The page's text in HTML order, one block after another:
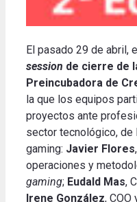
El pasado 29 de abril,
session de cierre de
Preincubadora de
la que los equipos
proyectos ante
sector tecnológico, de
gaming: Javier Flores
operaciones y
gaming; Eudald Mas,
Irene González, COO